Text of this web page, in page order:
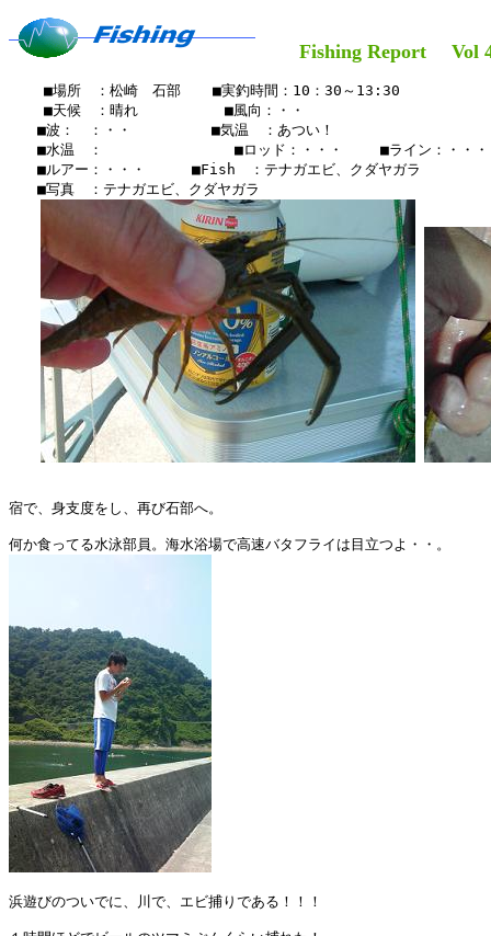
Fishing Report Vol
    ■場所　：松崎　石部　  ■実釣時間：10：30～13:30
    ■天候　：晴れ 　    　　■風向：・・
■波：　：・・　　　　 　■気温　：あつい！
■水温　：　　　　　　　  　■ロッド：・・・ 　　■ライン：・・・
■ルアー：・・・　　  ■Fish　：テナガエビ、クダヤガラ
■写真　：テナガエビ、クダヤガラ
宿で、身支度をし、再び石部へ。
浜遊びのついでに、川で、エビ捕りである！！！